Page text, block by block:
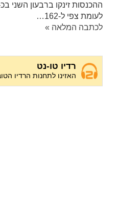
לעומת צפי ל-162…
לכתבה המלאה »